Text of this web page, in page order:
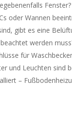
oder Wannen
gibt es eine
werden
für
und Leuchten sind
–